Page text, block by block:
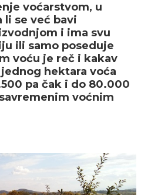
voćarstvom, u
li se već bavi
i ima svu
ili samo poseduje
voću je reč i kakav
hektara voća
pa čak i do 80.000
voćnim